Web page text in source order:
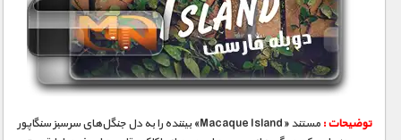
توضیحات :
مستند «Macaque Island» بیننده را به دل جنگل‌های سرسبز سنگاپور